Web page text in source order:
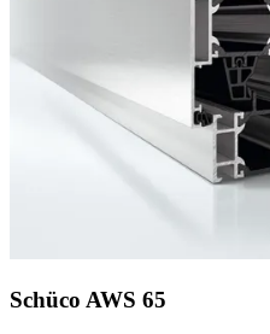
Schüco AWS 65